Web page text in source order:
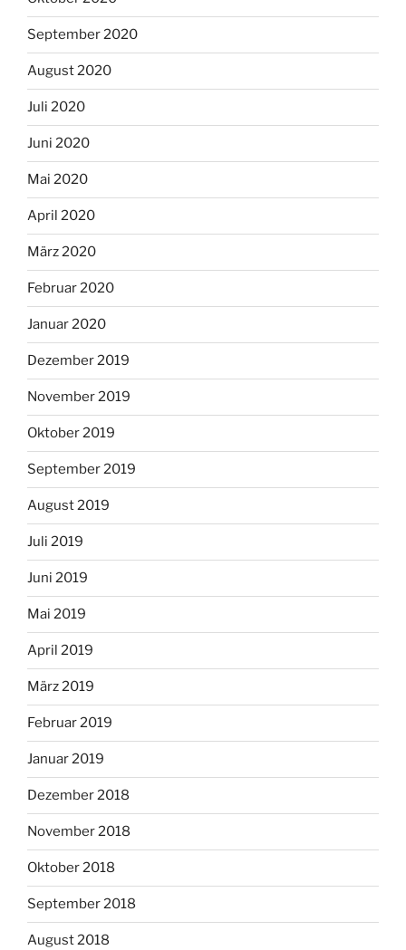
September 2020
August 2020
Juli 2020
Juni 2020
Mai 2020
April 2020
März 2020
Februar 2020
Januar 2020
Dezember 2019
November 2019
Oktober 2019
September 2019
August 2019
Juli 2019
Juni 2019
Mai 2019
April 2019
März 2019
Februar 2019
Januar 2019
Dezember 2018
November 2018
Oktober 2018
September 2018
August 2018